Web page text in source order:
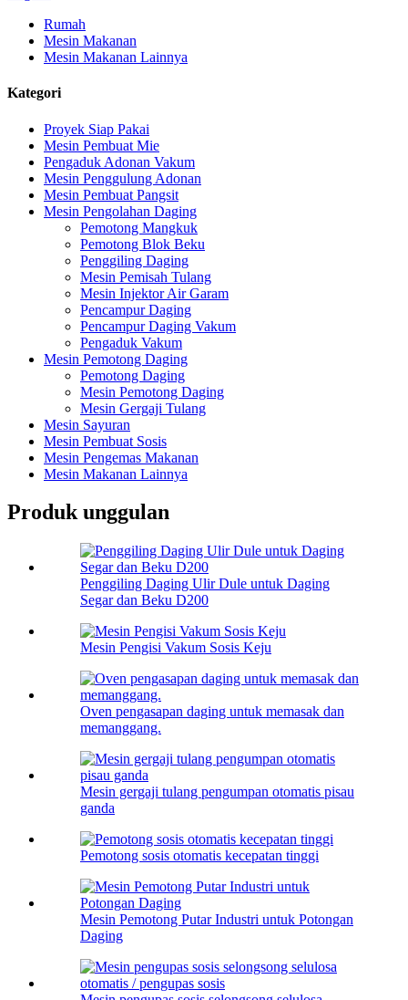
Rumah
Mesin Makanan
Mesin Makanan Lainnya
Kategori
Proyek Siap Pakai
Mesin Pembuat Mie
Pengaduk Adonan Vakum
Mesin Penggulung Adonan
Mesin Pembuat Pangsit
Mesin Pengolahan Daging
Pemotong Mangkuk
Pemotong Blok Beku
Penggiling Daging
Mesin Pemisah Tulang
Mesin Injektor Air Garam
Pencampur Daging
Pencampur Daging Vakum
Pengaduk Vakum
Mesin Pemotong Daging
Pemotong Daging
Mesin Pemotong Daging
Mesin Gergaji Tulang
Mesin Sayuran
Mesin Pembuat Sosis
Mesin Pengemas Makanan
Mesin Makanan Lainnya
Produk unggulan
Penggiling Daging Ulir Dule untuk Daging
Segar dan Beku D200
Mesin Pengisi Vakum Sosis Keju
Oven pengasapan daging untuk memasak dan
memanggang.
Mesin gergaji tulang pengumpan otomatis pisau
ganda
Pemotong sosis otomatis kecepatan tinggi
Mesin Pemotong Putar Industri untuk Potongan
Daging